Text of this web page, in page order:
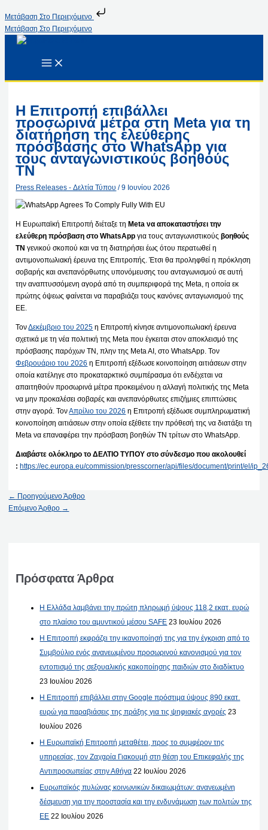
Μετάβαση Στο Περιεχόμενο
Μετάβαση Στο Περιεχόμενο
Η Επιτροπή επιβάλλει
προσωρινά μέτρα στη Meta για τη
διατήρηση της ελεύθερης
πρόσβασης στο WhatsApp για
τους ανταγωνιστικούς βοηθούς
ΤΝ
Press Releases - Δελτία Τύπου /9 Ιουνίου 2026
Η Ευρωπαϊκή Επιτροπή διέταξε τη Meta να αποκαταστήσει την
ελεύθερη πρόσβαση στο WhatsApp για τους ανταγωνιστικούςβοηθούς
ΤΝ γενικού σκοπού και να τη διατηρήσει έως ότου περατωθεί η
αντιμονοπωλιακή έρευνα της Επιτροπής. Έτσι θα προληφθεί η πρόκληση
σοβαρής και ανεπανόρθωτης υπονόμευσης του ανταγωνισμού σε αυτή
την αναπτυσσόμενη αγορά από τη συμπεριφορά της Meta, η οποία εκ
πρώτης όψεως φαίνεται να παραβιάζει τους κανόνες ανταγωνισμού της
ΕΕ.
ΤονΔεκέμβριο του 2025 η Επιτροπή κίνησε αντιμονοπωλιακή έρευνα
σχετικά με τη νέα πολιτική της Meta που έγκειται στον αποκλεισμό της
πρόσβασης παρόχων ΤΝ, πλην της Meta AI, στο WhatsApp. Τον
Φεβρουάριο του 2026 η Επιτροπή εξέδωσε κοινοποίηση αιτιάσεων στην
οποία κατέληγε στο προκαταρκτικό συμπέρασμα ότι ενδέχεται να
απαιτηθούν προσωρινά μέτρα προκειμένου η αλλαγή πολιτικής της Meta
να μην προκαλέσει σοβαρές και ανεπανόρθωτες επιζήμιες επιπτώσεις
στην αγορά. ΤονΑπρίλιο του 2026 η Επιτροπή εξέδωσε συμπληρωματική
κοινοποίηση αιτιάσεων στην οποία εξέθετε την πρόθεσή της να διατάξει τη
Meta να επαναφέρει την πρόσβαση βοηθών ΤΝ τρίτων στο WhatsApp.
Διαβάστε ολόκληρο το ΔΕΛΤΙΟ ΤΥΠΟΥ στο σύνδεσμο που ακολουθεί
: https://ec.europa.eu/commission/presscorner/api/files/document/print/el/
← Προηγούμενο Άρθρο
Επόμενο Άρθρο →
Πρόσφατα Άρθρα
Η Ελλάδα λαμβάνει την πρώτη πληρωμή ύψους 118,2 εκατ. ευρώ
στο πλαίσιο του αμυντικού μέσου SAFE 23 Ιουλίου 2026
Η Επιτροπή εκφράζει την ικανοποίησή της για την έγκριση από το
Συμβούλιο ενός ανανεωμένου προσωρινού κανονισμού για τον
εντοπισμό της σεξουαλικής κακοποίησης παιδιών στο διαδίκτυο
23 Ιουλίου 2026
Η Επιτροπή επιβάλλει στην Google πρόστιμα ύψους 890 εκατ.
ευρώ για παραβιάσεις της πράξης για τις ψηφιακές αγορές 23
Ιουλίου 2026
Η Ευρωπαϊκή Επιτροπή μεταθέτει, προς το συμφέρον της
υπηρεσίας, τον Ζαχαρία Γιακουμή στη θέση του Επικεφαλής της
Αντιπροσωπείας στην Αθήνα 22 Ιουλίου 2026
Ευρωπαϊκός πυλώνας κοινωνικών δικαιωμάτων: ανανεωμένη
δέσμευση για την προστασία και την ενδυνάμωση των πολιτών της
ΕΕ 22 Ιουλίου 2026